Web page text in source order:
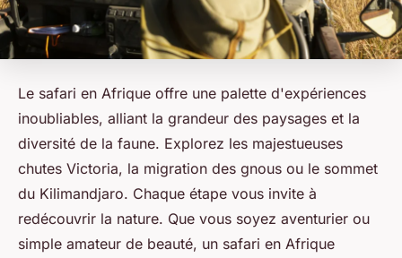
Le safari en Afrique offre une palette d'expériences
inoubliables, alliant la grandeur des paysages et la
diversité de la faune. Explorez les majestueuses
chutes Victoria, la migration des gnous ou le sommet
du Kilimandjaro. Chaque étape vous invite à
redécouvrir la nature. Que vous soyez aventurier ou
simple amateur de beauté, un safari en Afrique